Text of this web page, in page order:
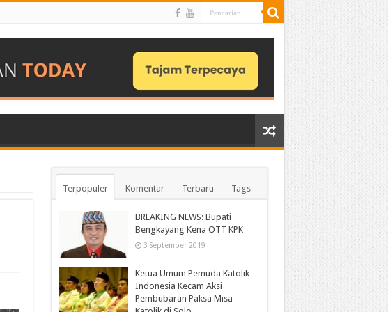
Terpopuler Komentar Terbaru Tags
BREAKING NEWS: Bupati
Bengkayang Kena OTT KPK
3 September 2019
Ketua Umum Pemuda Katolik
Indonesia Kecam Aksi
Pembubaran Paksa Misa